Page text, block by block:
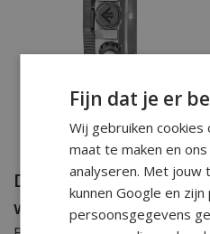
Duikhorloges van
watersporter
Fijn dat je er
Wij gebruiken
maat te maken en
analyseren. Met jouw
kunnen Google en
persoonsgegevens